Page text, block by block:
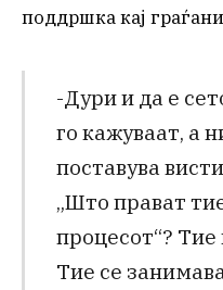
поддршка кај
-Дури и да е
го кажуваат, а
поставува
„Што прават
процесот“?
Тие се